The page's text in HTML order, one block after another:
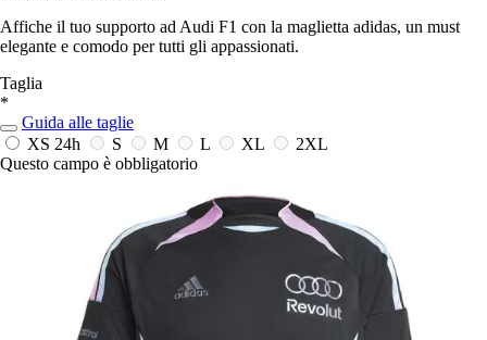
Affiche il tuo supporto ad Audi F1 con la maglietta adidas, un must
elegante e comodo per tutti gli appassionati.
Taglia
*
Guida alle taglie
XS 24h S M L XL
2XL
Questo campo è obbligatorio